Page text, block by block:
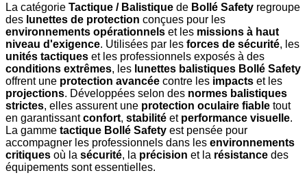
La catégorie Tactique / Balistique de Bollé Safety regroupe
des lunettes de protection conçues pour les
environnements opérationnels et les missions à haut
niveau d'exigence. Utilisées par les forces de sécurité, les
unités tactiques et les professionnels exposés à des
conditions extrêmes, les lunettes balistiques Bollé Safety
offrent une protection avancée contre les impacts et les
projections. Développées selon des normes balistiques
strictes, elles assurent une protection oculaire fiable tout
en garantissantconfort, stabilité et performance visuelle.
La gamme tactique Bollé Safety est pensée pour
accompagner les professionnels dans les environnements
critiques où la sécurité, la précision et la résistance des
équipements sont essentielles.